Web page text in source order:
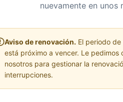
nuevamente en unos
Aviso de renovación. El periodo
está próximo a vencer. Le pedimos
nosotros para gestionar la
interrupciones.